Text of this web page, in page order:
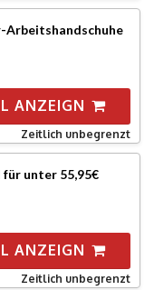
Arbeitshandschuhe
ANZEIGN
Zeitlich unbegrenzt
unter 55,95€
ANZEIGN
Zeitlich unbegrenzt